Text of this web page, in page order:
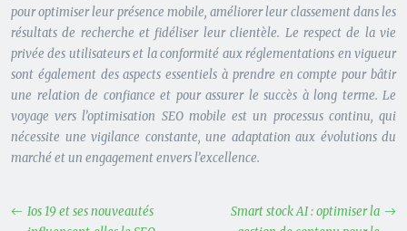
pour optimiser leur présence mobile, améliorer leur classement dans les
résultats de recherche et fidéliser leur clientèle. Le respect de la vie
privée des utilisateurs et la conformité aux réglementations en vigueur
sont également des aspects essentiels à prendre en compte pour bâtir
une relation de confiance et pour assurer le succès à long terme. Le
voyage vers l’optimisation SEO mobile est un processus continu, qui
nécessite une vigilance constante, une adaptation aux évolutions du
marché et un engagement envers l’excellence.
Ios 19 et ses nouveautés
Smart stock AI : optimiser la